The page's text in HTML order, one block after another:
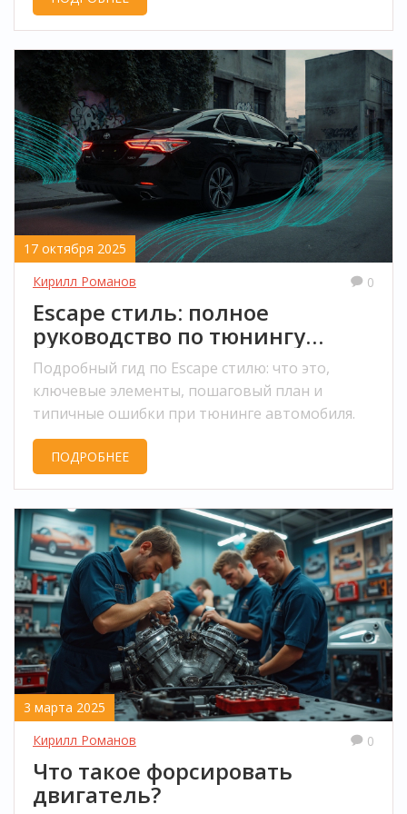
17 октября 2025
Кирилл Романов
0
Escape стиль: полное
руководство по тюнингу
автомобиля
Подробный гид по Escape стилю: что это,
ключевые элементы, пошаговый план и
типичные ошибки при тюнинге автомобиля.
ПОДРОБНЕЕ
3 марта 2025
Кирилл Романов
0
Что такое форсировать
двигатель?